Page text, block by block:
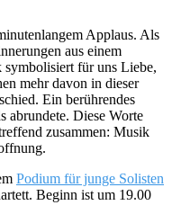
Applaus. Als
aus einem
für uns Liebe,
mehr davon in dieser
Ein berührendes
abrundete. Diese Worte
zusammen: Musik
Podium für junge Solisten
Beginn ist um 19.00